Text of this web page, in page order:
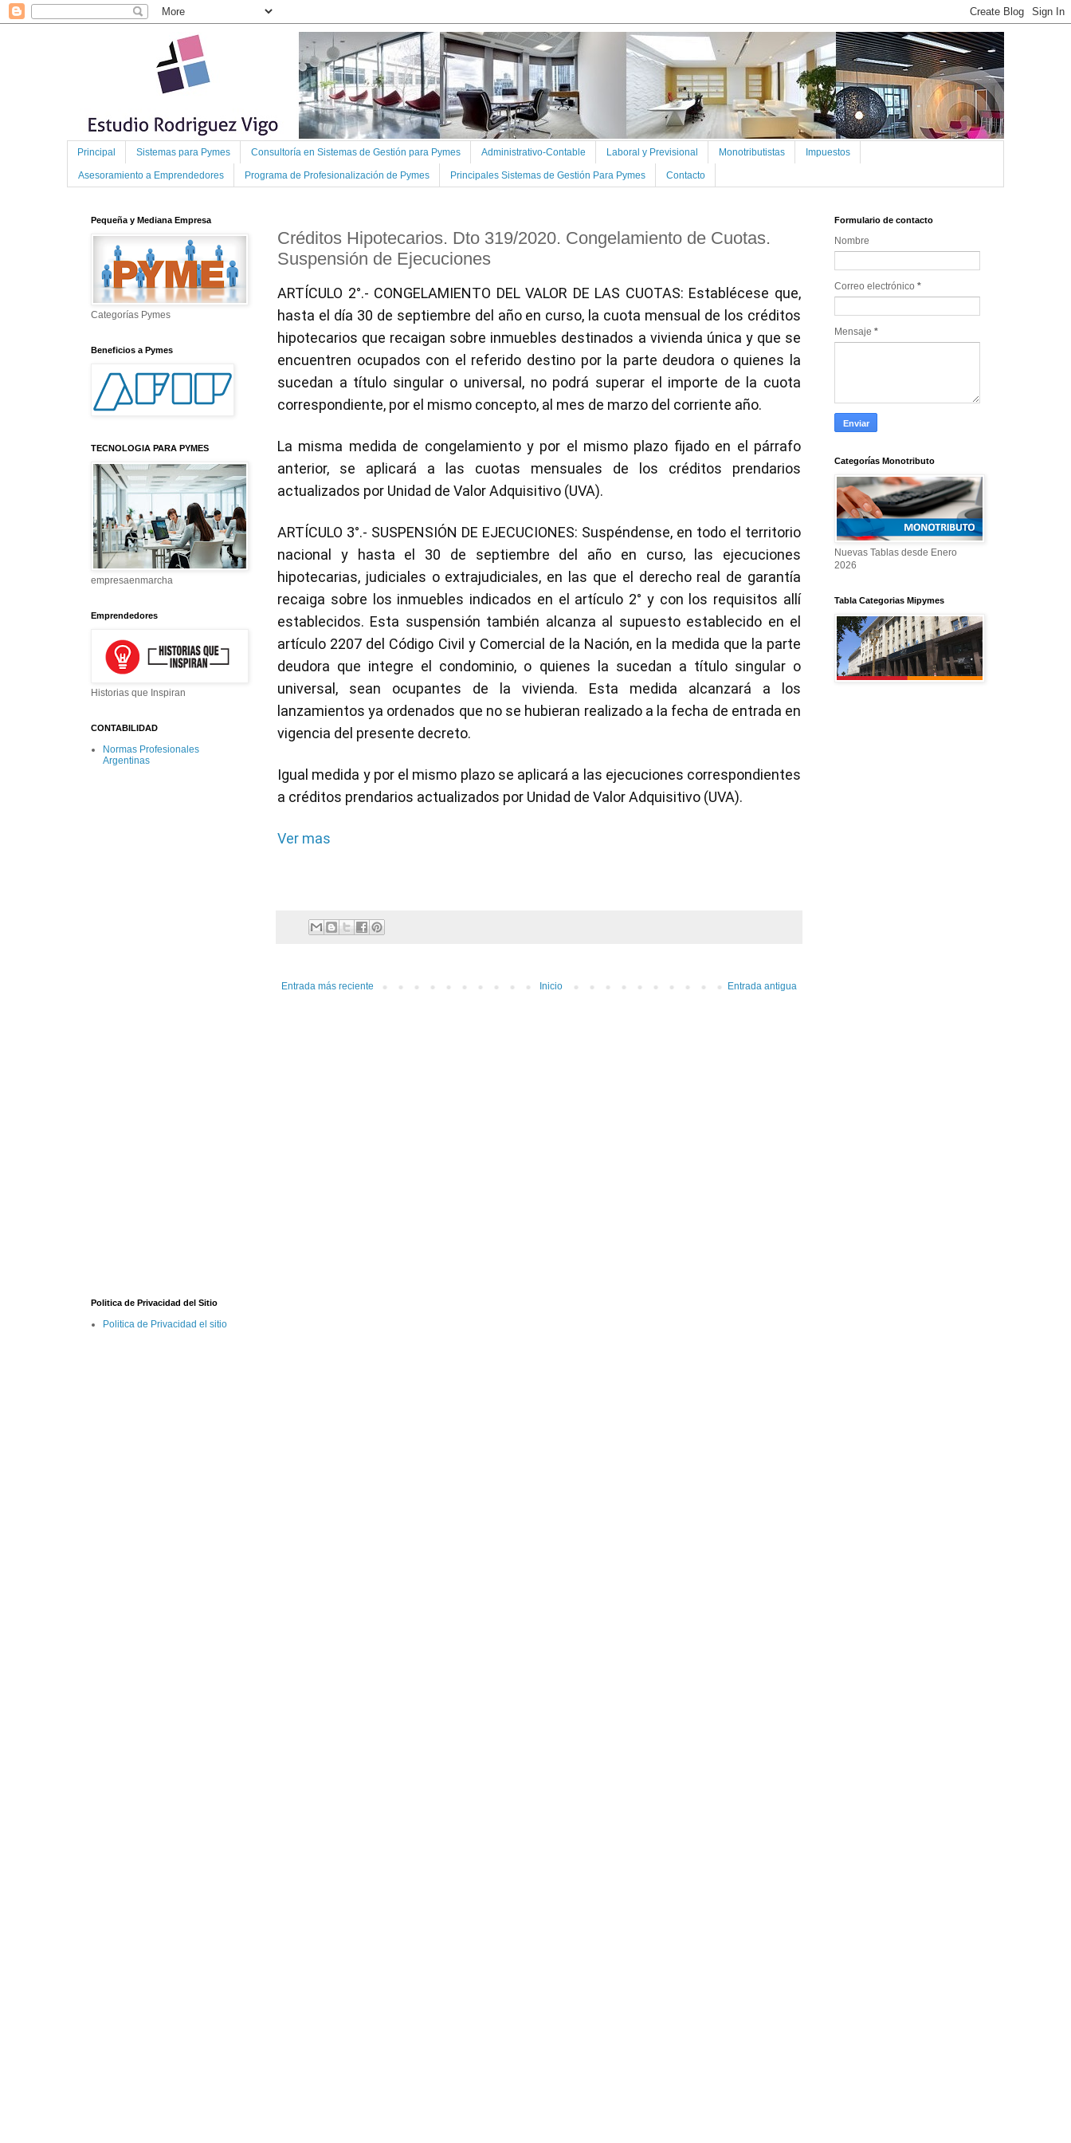
Principal Sistemas para Pymes Consultoría en Sistemas de Gestión para Pymes Administrativo-Contable Laboral y Previsional Monotributistas Impuestos
Asesoramiento a Emprendedores Programa de Profesionalización de Pymes Principales Sistemas de Gestión Para Pymes Contacto
Créditos Hipotecarios. Dto 319/2020. Congelamiento de Cuotas.
Suspensión de Ejecuciones
ARTÍCULO 2°.- CONGELAMIENTO DEL VALOR DE LAS CUOTAS: Establécese que,
hasta el día 30 de septiembre del año en curso, la cuota mensual de los créditos
hipotecarios que recaigan sobre inmuebles destinados a vivienda única y que se
encuentren ocupados con el referido destino por la parte deudora o quienes la
sucedan a título singular o universal, no podrá superar el importe de la cuota
correspondiente, por el mismo concepto, al mes de marzo del corriente año.
La misma medida de congelamiento y por el mismo plazo fijado en el párrafo
anterior, se aplicará a las cuotas mensuales de los créditos prendarios
actualizados por Unidad de Valor Adquisitivo (UVA).
ARTÍCULO 3°.- SUSPENSIÓN DE EJECUCIONES: Suspéndense, en todo el territorio
nacional y hasta el 30 de septiembre del año en curso, las ejecuciones
hipotecarias, judiciales o extrajudiciales, en las que el derecho real de garantía
recaiga sobre los inmuebles indicados en el artículo 2° y con los requisitos allí
establecidos. Esta suspensión también alcanza al supuesto establecido en el
artículo 2207 del Código Civil y Comercial de la Nación, en la medida que la parte
deudora que integre el condominio, o quienes la sucedan a título singular o
universal, sean ocupantes de la vivienda. Esta medida alcanzará a los
lanzamientos ya ordenados que no se hubieran realizado a la fecha de entrada en
vigencia del presente decreto.
Igual medida y por el mismo plazo se aplicará a las ejecuciones correspondientes
a créditos prendarios actualizados por Unidad de Valor Adquisitivo (UVA).
Ver mas
Entrada más reciente Entrada antigua
Inicio
Pequeña y Mediana Empresa
Categorías Pymes
Beneficios a Pymes
TECNOLOGIA PARA PYMES
empresaenmarcha
Emprendedores
Historias que Inspiran
CONTABILIDAD
Normas Profesionales
Argentinas
Politica de Privacidad del Sitio
Politica de Privacidad el sitio
Formulario de contacto
Nombre
Correo electrónico *
Mensaje *
Categorías Monotributo
Nuevas Tablas desde Enero
2026
Tabla Categorias Mipymes